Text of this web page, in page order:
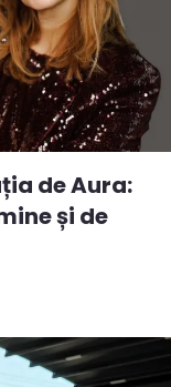
de Aura:
și de